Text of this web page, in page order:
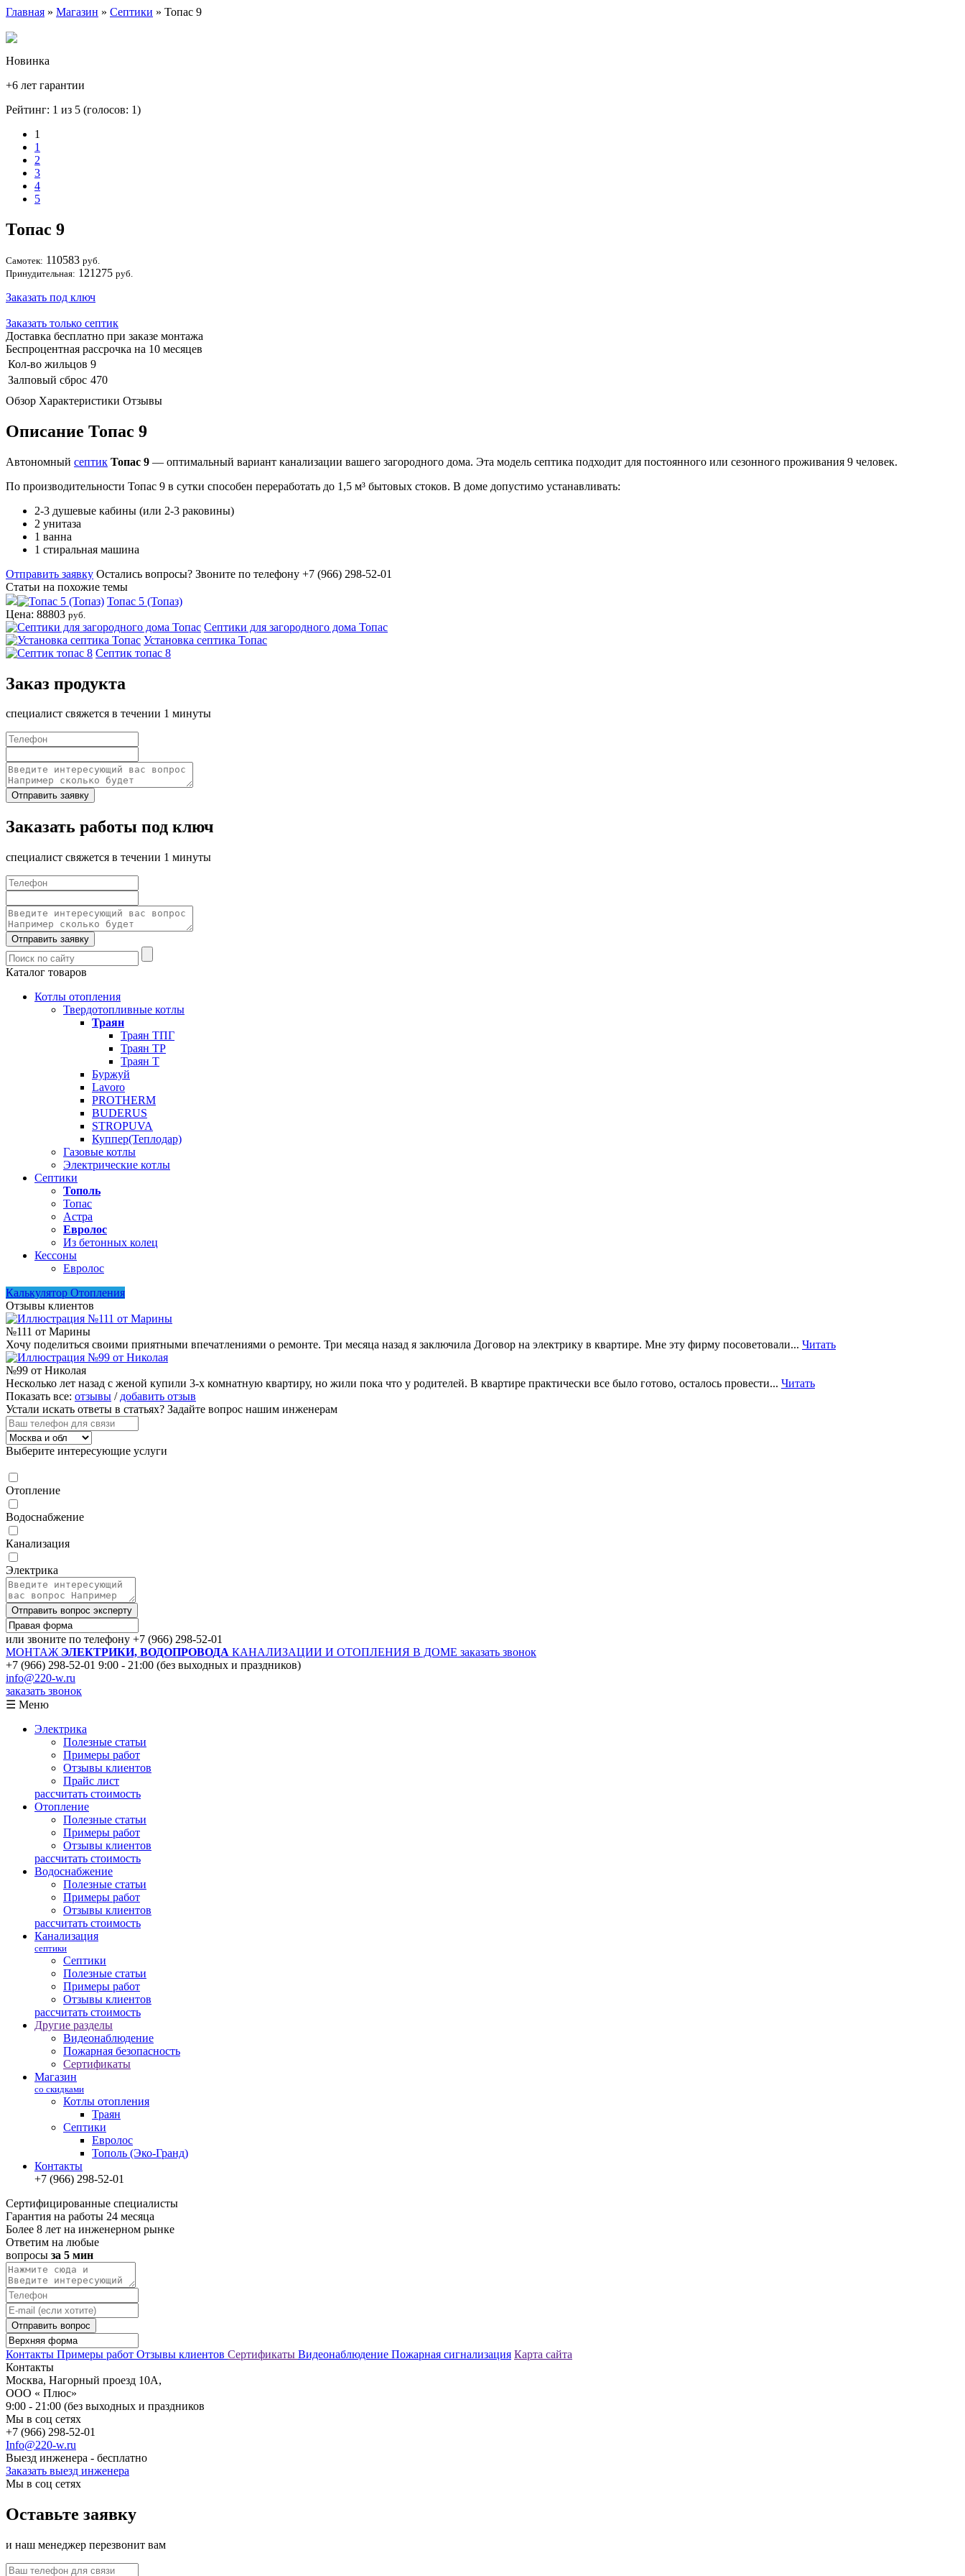
Главная » Магазин » Септики » Топас 9
Новинка
+6 лет гарантии
Рейтинг: 1 из 5 (голосов: 1)
1
1
2
3
4
5
Топас 9
Самотек: 110583 руб.
Принудительная: 121275 руб.
Заказать под ключ
Заказать только септик
Доставка бесплатно при заказе монтажа
Беспроцентная рассрочка на 10 месяцев
Кол-во жильцов 9
Залповый сброс 470
Обзор Характеристики Отзывы
Описание Топас 9
Автономный септик Топас 9 — оптимальный вариант канализации вашего загородного дома. Эта модель септика подходит для постоянного или сезонного проживания 9 человек.
По производительности Топас 9 в сутки способен переработать до 1,5 м³ бытовых стоков. В доме допустимо устанавливать:
2-3 душевые кабины (или 2-3 раковины)
2 унитаза
1 ванна
1 стиральная машина
Отправить заявку Остались вопросы? Звоните по телефону +7 (966) 298-52-01
Статьи на похожие темы
Топас 5 (Топаз)
Цена: 88803 руб.
Септики для загородного дома Топас
Установка септика Топас
Септик топас 8
Заказ продукта
специалист свяжется в течении 1 минуты
Отправить заявку
Заказать работы под ключ
специалист свяжется в течении 1 минуты
Отправить заявку
Каталог товаров
Котлы отопления
Твердотопливные котлы
Траян
Траян ТПГ
Траян ТР
Траян Т
Буржуй
Lavoro
PROTHERM
BUDERUS
STROPUVA
Куппер(Теплодар)
Газовые котлы
Электрические котлы
Септики
Тополь
Топас
Астра
Евролос
Из бетонных колец
Кессоны
Евролос
Калькулятор Отопления
Отзывы клиентов
№111 от Марины
Хочу поделиться своими приятными впечатлениями о ремонте. Три месяца назад я заключила Договор на электрику в квартире. Мне эту фирму посоветовали... Читать
№99 от Николая
Несколько лет назад с женой купили 3-х комнатную квартиру, но жили пока что у родителей. В квартире практически все было готово, осталось провести... Читать
Показать все: отзывы / добавить отзыв
Устали искать ответы в статьях? Задайте вопрос нашим инженерам
Выберите интересующие услуги
Отопление
Водоснабжение
Канализация
Электрика
Отправить вопрос эксперту
или звоните по телефону +7 (966) 298-52-01
МОНТАЖ ЭЛЕКТРИКИ, ВОДОПРОВОДА КАНАЛИЗАЦИИ И ОТОПЛЕНИЯ В ДОМЕ заказать звонок
+7 (966) 298-52-01 9:00 - 21:00 (без выходных и праздников)
info@220-w.ru
заказать звонок
☰ Меню
Электрика
Полезные статьи
Примеры работ
Отзывы клиентов
Прайс лист
рассчитать стоимость
Отопление
Полезные статьи
Примеры работ
Отзывы клиентов
рассчитать стоимость
Водоснабжение
Полезные статьи
Примеры работ
Отзывы клиентов
рассчитать стоимость
Канализация
септики
Септики
Полезные статьи
Примеры работ
Отзывы клиентов
рассчитать стоимость
Другие разделы
Видеонаблюдение
Пожарная безопасность
Сертификаты
Магазин
со скидками
Котлы отопления
Траян
Септики
Евролос
Тополь (Эко-Гранд)
Контакты
+7 (966) 298-52-01
Сертифицированные специалисты
Гарантия на работы 24 месяца
Более 8 лет на инженерном рынке
Ответим на любые
вопросы за 5 мин
Отправить вопрос
Контакты Примеры работ Отзывы клиентов Сертификаты Видеонаблюдение Пожарная сигнализация Карта сайта
Контакты
Москва, Нагорный проезд 10А,
ООО « Плюс»
9:00 - 21:00 (без выходных и праздников
Мы в соц сетях
+7 (966) 298-52-01
Info@220-w.ru
Выезд инженера - бесплатно
Заказать выезд инженера
Мы в соц сетях
Оставьте заявку
и наш менеджер перезвонит вам